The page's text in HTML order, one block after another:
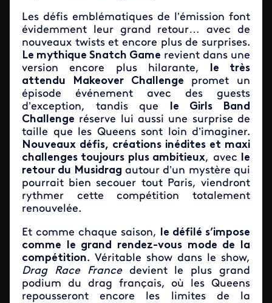
Les défis emblématiques de l’émission font
évidemment leur grand retour… avec de
nouveaux twists et encore plus de surprises.
Le mythique Snatch Game revient dans une
version encore plus hilarante,
le très
attendu Makeover Challenge promet un
épisode événement avec des guests
d’exception, tandis que
le Girls Band
Challenge réserve lui aussi une surprise de
taille que les Queens sont loin d’imaginer.
Nouveaux défis, créations inédites et maxi
challenges toujours plus ambitieux, avec
le
retour du Musidrag autour d’un mystère qui
pourrait bien secouer tout Paris, viendront
rythmer cette compétition totalement
renouvelée.
Et comme chaque saison,
le défilé s’impose
comme le grand rendez-vous mode de la
compétition. Véritable show dans le show,
Drag Race France devient le plus grand
podium du drag français, où les Queens
repousseront encore les limites de la